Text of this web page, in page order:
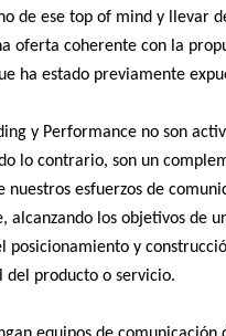
de ese top of mind y llevar
oferta coherente con la
ha estado previamente
y Performance no son
lo contrario, son un
nuestros esfuerzos de
alcanzando los objetivos de
posicionamiento y
del producto o servicio.